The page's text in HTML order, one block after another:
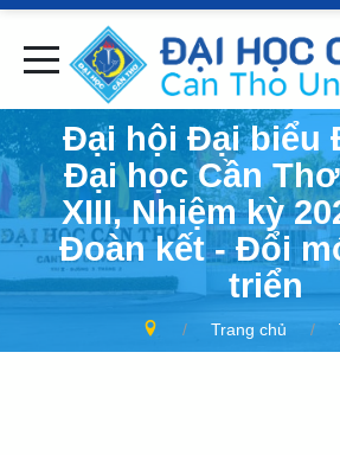
Đại hội Đại biểu
Đại học Cần
XIII, Nhiệm kỳ
Đoàn kết - Đổi
triển
Trang chủ